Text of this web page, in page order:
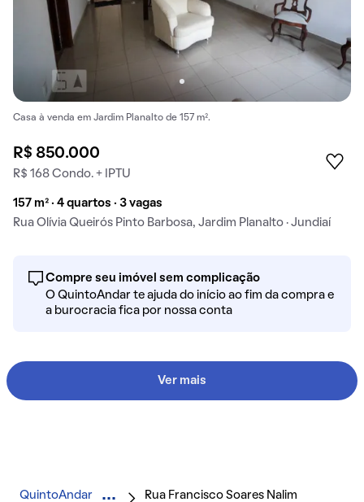
Casa à venda em Jardim Planalto de 157 m².
R$ 850.000
R$ 168 Condo. + IPTU
157 m² · 4 quartos · 3 vagas
Rua Olívia Queirós Pinto Barbosa, Jardim Planalto · Jundiaí
Compre seu imóvel sem complicação
O QuintoAndar te ajuda do início ao fim da compra e
a burocracia fica por nossa conta
Ver mais
QuintoAndar Rua Francisco Soares Nalim